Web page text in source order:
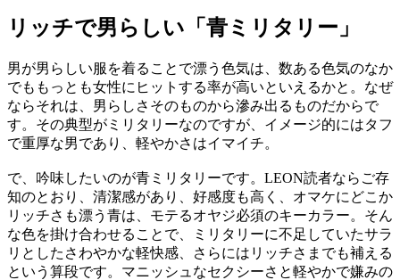
リッチで男らしい「青ミリタリー」
男が男らしい服を着ることで漂う色気は、数ある色気のなか
でももっとも女性にヒットする率が高いといえるかと。なぜ
ならそれは、男らしさそのものから滲み出るものだからで
す。その典型がミリタリーなのですが、イメージ的にはタフ
で重厚な男であり、軽やかさはイマイチ。
で、吟味したいのが青ミリタリーです。LEON読者ならご存
知のとおり、清潔感があり、好感度も高く、オマケにどこか
リッチさも漂う青は、モテるオヤジ必須のキーカラー。そん
な色を掛け合わせることで、ミリタリーに不足していたサラ
リとしたさわやかな軽快感、さらにはリッチさまでも補える
という算段です。マニッシュなセクシーさと軽やかで嫌みの